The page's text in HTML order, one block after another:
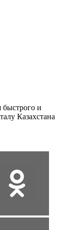
быстрого и
Казахстана